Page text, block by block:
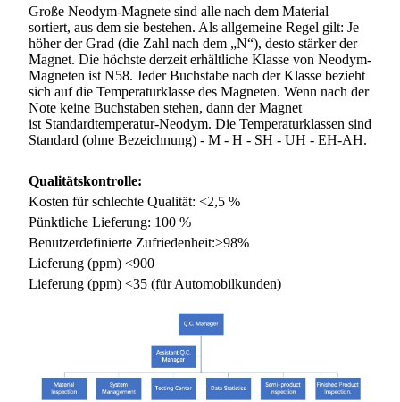
Große Neodym-Magnete sind alle nach dem Material
sortiert, aus dem sie bestehen. Als allgemeine Regel gilt: Je
höher der Grad (die Zahl nach dem „N“), desto stärker der
Magnet. Die höchste derzeit erhältliche Klasse von Neodym-
Magneten ist N58. Jeder Buchstabe nach der Klasse bezieht
sich auf die Temperaturklasse des Magneten. Wenn nach der
Note keine Buchstaben stehen, dann der Magnet
ist Standardtemperatur-Neodym. Die Temperaturklassen sind
Standard (ohne Bezeichnung) - M - H - SH - UH - EH-AH.
Qualitätskontrolle:
Kosten für schlechte Qualität: <2,5 %
Pünktliche Lieferung: 100 %
Benutzerdefinierte Zufriedenheit:>98%
Lieferung (ppm) <900
Lieferung (ppm) <35 (für Automobilkunden)